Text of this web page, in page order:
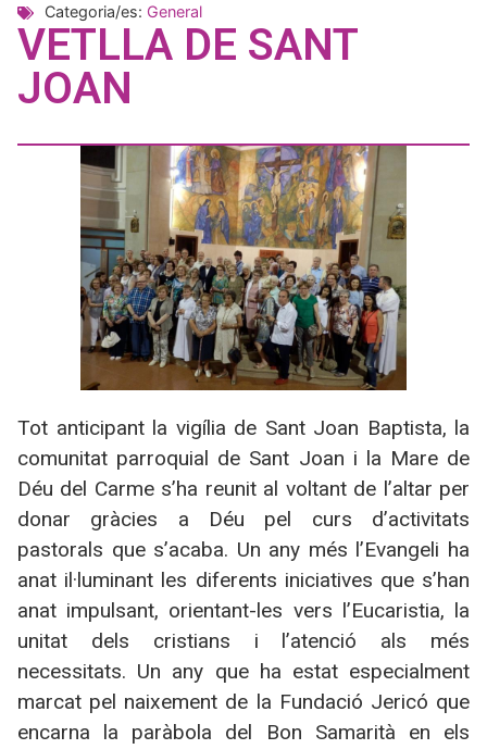
Categoria/es: General
VETLLA DE SANT
JOAN
Tot anticipant la vigília de Sant Joan Baptista, la
comunitat parroquial de Sant Joan i la Mare de
Déu del Carme s’ha reunit al voltant de l’altar per
donar gràcies a Déu pel curs d’activitats
pastorals que s’acaba. Un any més l’Evangeli ha
anat il·luminant les diferents iniciatives que s’han
anat impulsant, orientant-les vers l’Eucaristia, la
unitat dels cristians i l’atenció als més
necessitats. Un any que ha estat especialment
marcat pel naixement de la Fundació Jericó que
encarna la paràbola del Bon Samarità en els